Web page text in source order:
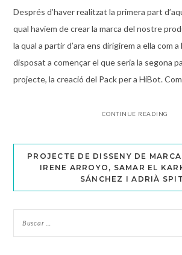
Després d’haver realitzat la primera part
qual haviem de crear la marca del nostre
la qual a partir d’ara ens dirigirem a ella com
disposat a començar el que seria la segona
projecte, la creació del Pack per a HiBot.
CONTINUE READING
PROJECTE DE DISSENY DE
IRENE ARROYO, SAMAR EL
SÁNCHEZ I ADRIÀ